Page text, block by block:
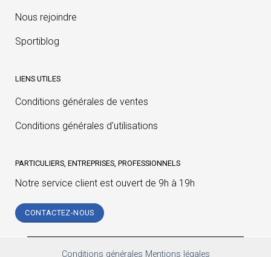
Nous rejoindre
Sportiblog
LIENS UTILES
Conditions générales de ventes
Conditions générales d'utilisations
PARTICULIERS, ENTREPRISES, PROFESSIONNELS
Notre service client est ouvert de 9h à 19h
CONTACTEZ-NOUS
Conditions générales Mentions légales